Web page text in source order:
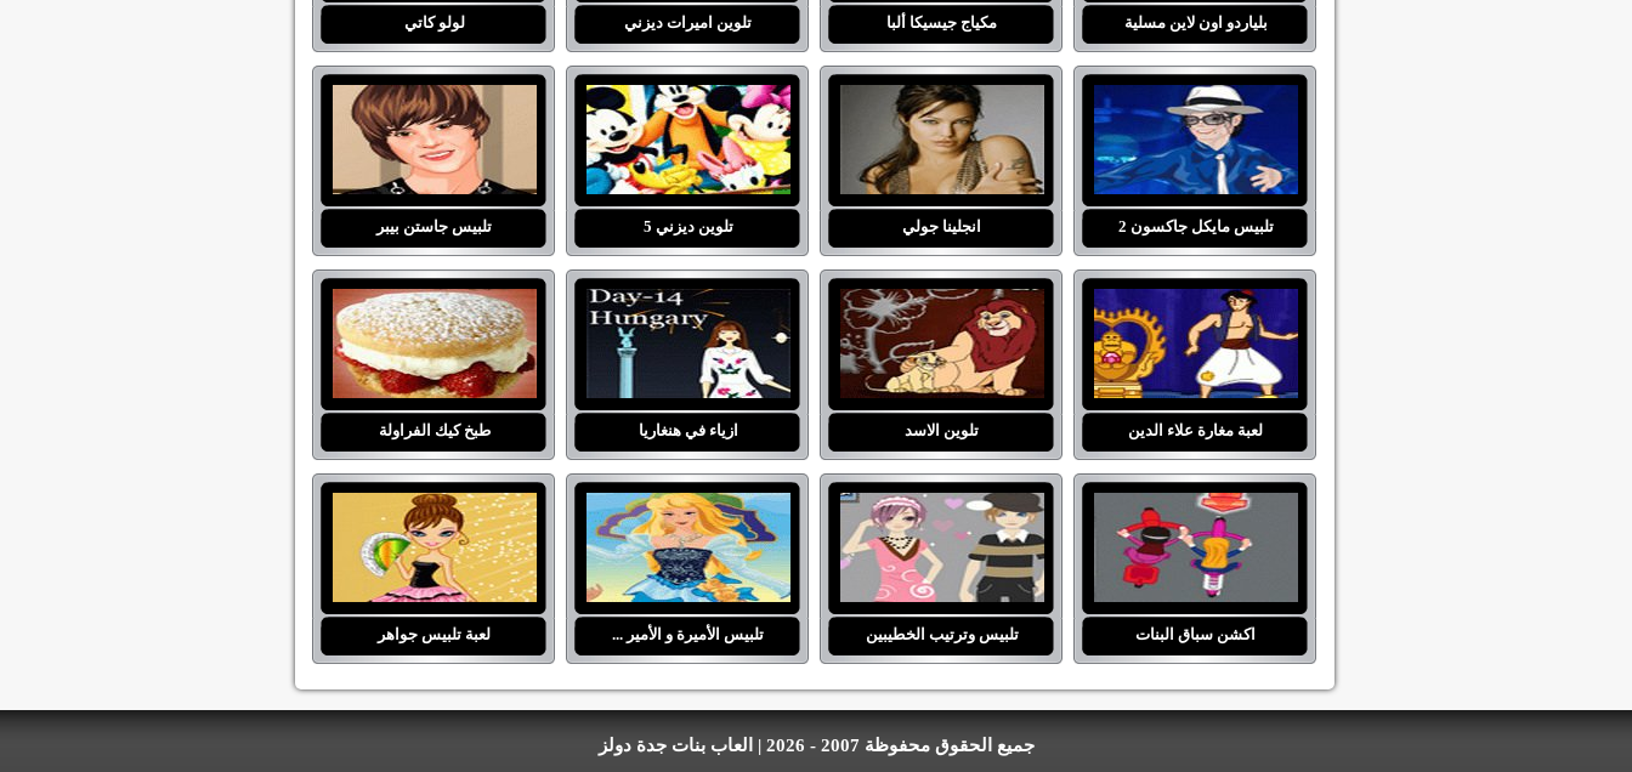
بلياردو اون لاين مسلية مكياج جيسيكا ألبا تلوين اميرات ديزني لولو كاتي
تلبيس مايكل جاكسون 2 انجلينا جولي تلوين ديزني 5 تلبيس جاستن بيبر
لعبة مغارة علاء الدين تلوين الاسد ازياء في هنغاريا طبخ كيك الفراولة
اكشن سباق البنات تلبيس وترتيب الخطيبين تلبيس الأميرة و الأمير ... لعبة تلبيس جواهر
جميع الحقوق محفوظة 2007 - 2026 | العاب بنات جدة دولز